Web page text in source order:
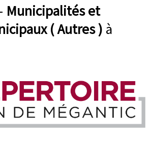
Municipalités et
( Autres ) à